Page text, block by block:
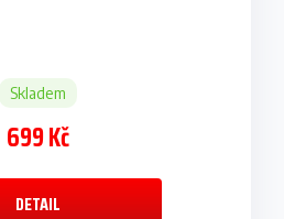
Skladem
699 Kč
DETAIL